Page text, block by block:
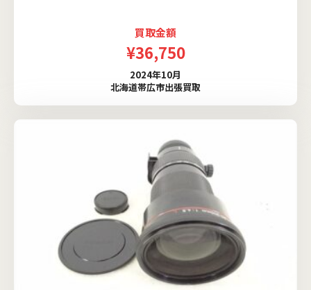
買取金額
¥36,750
2024年10月
北海道帯広市出張買取